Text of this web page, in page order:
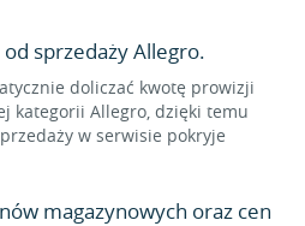
sprzedaży Allegro.
doliczać kwotę prowizji
kategorii Allegro, dzięki temu
w serwisie pokryje
magazynowych oraz cen